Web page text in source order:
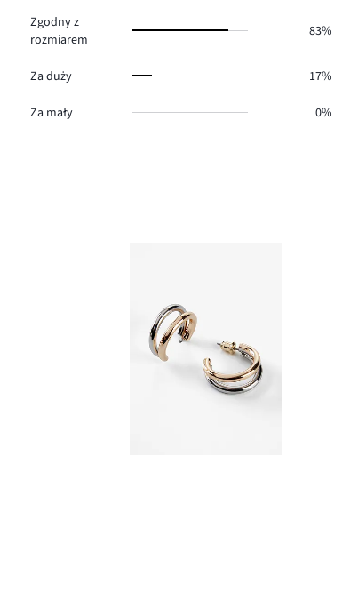
Zgodny z
rozmiarem
83%
Za duży 17%
Za mały 0%